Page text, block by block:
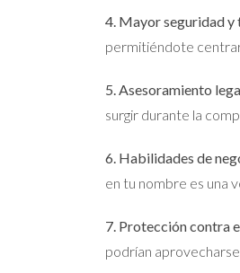
4. Mayor seguridad
permitiéndote
5. Asesoramiento
surgir durante la
6. Habilidades de
en tu nombre es una
7. Protección contra
podrían